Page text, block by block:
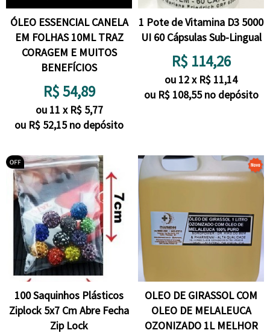
ÓLEO ESSENCIAL CANELA
EM FOLHAS 10ML TRAZ
CORAGEM E MUITOS
BENEFÍCIOS
R$54,89
ou 11 x R$ 5,77
ou R$ 52,15 no depósito
1 Pote de Vitamina D3 5000
UI 60 Cápsulas Sub-Lingual
R$ 114,26
ou 12x R$ 11,14
ou R$ 108,55 no depósito
100 Saquinhos Plásticos
Ziplock 5x7 Cm Abre Fecha
Zip Lock
OLEO DE GIRASSOL COM
OLEO DE MELALEUCA
OZONIZADO 1L MELHOR